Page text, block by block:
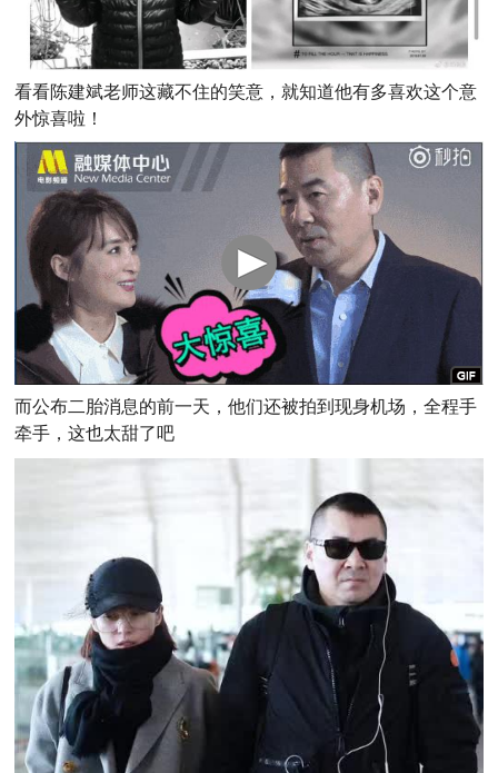
看看陈建斌老师这藏不住的笑意，就知道他有多喜欢这个意
外惊喜啦！
而公布二胎消息的前一天，他们还被拍到现身机场，全程手
牵手，这也太甜了吧